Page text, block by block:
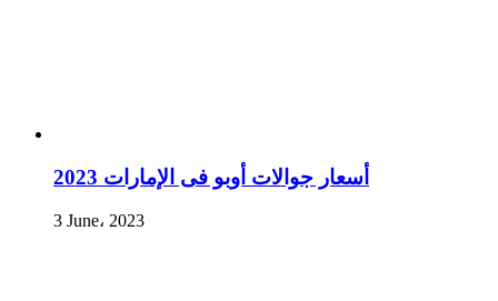
أسعار جوالات أوبو فى الإمارات 2023
3 June، 2023